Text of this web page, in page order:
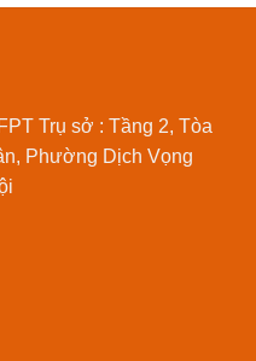
Trụ sở : Tầng 2, Tòa
Phường Dịch Vọng